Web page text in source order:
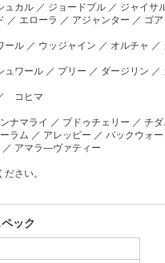
カル ／ ジョードプル ／ ジャイ
／ エローラ ／ アジャンター ／ ゴア
ル ／ ウッジャイン ／ オルチャ ／
ワール ／ プリー ／ ダージリン ／
コヒマ
ナマライ ／ プドゥチェリー ／
ラム ／ アレッピー ／ バックウ
／ アマラ―ヴァティー
さい。
ック